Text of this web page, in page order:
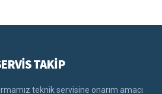
TAKİP
teknik servisine onarım amacı